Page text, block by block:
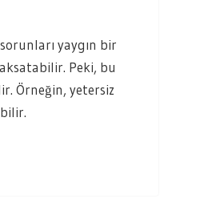
yaygın bir
Peki, bu
Örneğin, yetersiz